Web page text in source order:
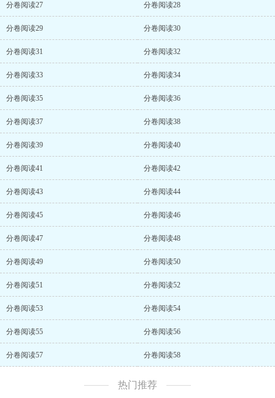
分卷阅读27 分卷阅读28
分卷阅读29 分卷阅读30
分卷阅读31 分卷阅读32
分卷阅读33 分卷阅读34
分卷阅读35 分卷阅读36
分卷阅读37 分卷阅读38
分卷阅读39 分卷阅读40
分卷阅读41 分卷阅读42
分卷阅读43 分卷阅读44
分卷阅读45 分卷阅读46
分卷阅读47 分卷阅读48
分卷阅读49 分卷阅读50
分卷阅读51 分卷阅读52
分卷阅读53 分卷阅读54
分卷阅读55 分卷阅读56
分卷阅读57 分卷阅读58
热门推荐